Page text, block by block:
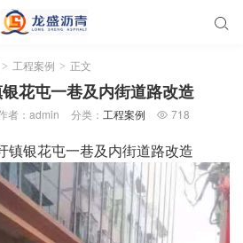

> 工程案例 > 正文
花屯一巷及内街道路改造
者：admin 分类： 工程案例  718
镇银花屯一巷及内街道路改造